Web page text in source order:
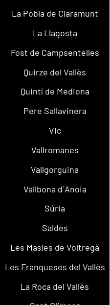
La Pobla de Claramunt
La Llagosta
Fost de Campsentelles
Quirze del Vallès
Quintí de Mediona
Pere Sallavinera
Vic
Vallromanes
Vallgorguina
Vallbona d´Anoia
Súria
Saldes
Les Masíes de Voltregà
Les Franqueses del Vallès
La Roca del Vallès